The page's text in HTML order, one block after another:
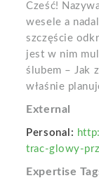
Cześć!
wesele a
szczęście
jest w nim
ślubem – Jak
właśnie
External
Personal:
trac-glowy-prz
Expertise